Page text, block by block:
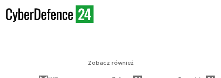
Zobacz również